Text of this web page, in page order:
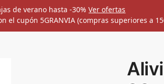
de verano hasta -30%Ver ofertas
el cupón 5GRANVIA (compras superiores a